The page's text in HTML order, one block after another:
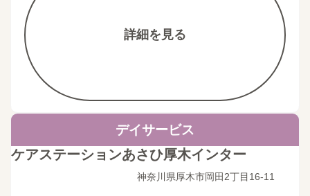
詳細を見る
デイサービス
ケアステーションあさひ厚木インター
神奈川県厚木市岡田2丁目16-11